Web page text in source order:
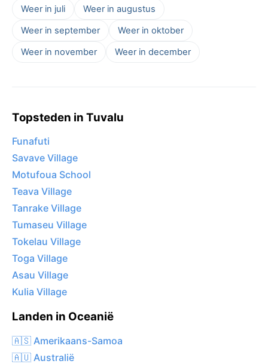
Weer in juli
Weer in augustus
Weer in september
Weer in oktober
Weer in november
Weer in december
Topsteden in Tuvalu
Funafuti
Savave Village
Motufoua School
Teava Village
Tanrake Village
Tumaseu Village
Tokelau Village
Toga Village
Asau Village
Kulia Village
Landen in Oceanië
🇦🇸 Amerikaans-Samoa
🇦🇺 Australië